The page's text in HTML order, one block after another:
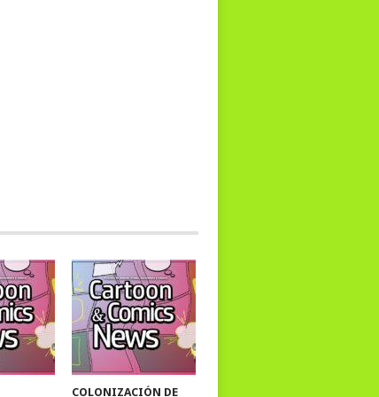
COLONIZACIÓN DE